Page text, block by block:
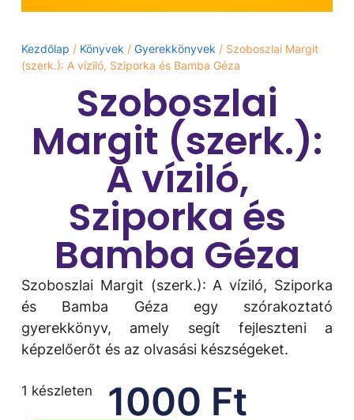
Kezdőlap / Könyvek / Gyerekkönyvek / Szoboszlai Margit
(szerk.): A víziló, Sziporka és Bamba Géza
Szoboszlai
Margit (szerk.):
A víziló,
Sziporka és
Bamba Géza
Szoboszlai Margit (szerk.): A víziló, Sziporka
és Bamba Géza egy szórakoztató
gyerekkönyv, amely segít fejleszteni a
képzelőerőt és az olvasási készségeket.
1000 Ft
1 készleten